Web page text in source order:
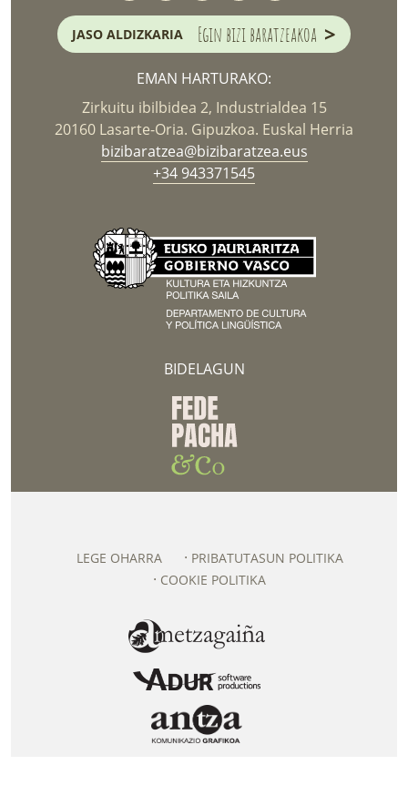
JASO ALDIZKARIA Egin bizi baratzeakoa >
EMAN HARTURAKO:
Zirkuitu ibilbidea 2, Industrialdea 15
20160 Lasarte-Oria. Gipuzkoa. Euskal Herria
bizibaratzea@bizibaratzea.eus
+34 943371545
BIDELAGUN
LEGE OHARRA
PRIBATUTASUN POLITIKA
COOKIE POLITIKA